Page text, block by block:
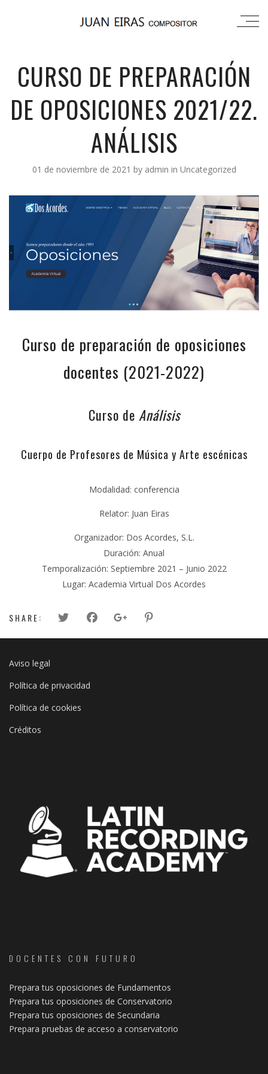
CURSO DE PREPARACIÓN
DE OPOSICIONES 2021/22.
ANÁLISIS
01 de noviembre de 2021 by admin in Uncategorized
Curso de preparación de oposiciones
docentes (2021-2022)
Curso de Análisis
Cuerpo de Profesores de Música y Arte escénicas
Modalidad: conferencia
Relator: Juan Eiras
Organizador: Dos Acordes, S.L.
Duración: Anual
Temporalización: Septiembre 2021 – Junio 2022
Lugar: Academia Virtual Dos Acordes
SHARE:
Aviso legal
Política de privacidad
Política de cookies
Créditos
DOCENTES CON FUTURO
Prepara tus oposiciones de Fundamentos
Prepara tus oposiciones de Conservatorio
Prepara tus oposiciones de Secundaria
Prepara pruebas de acceso a conservatorio